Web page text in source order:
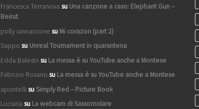
Francesca Terranova su Una canzone a caso: Elephant Gun –
Beirut
polly iannaccone su Mi corazon (part 2)
Sappo su Unreal Tournament in quarantena
Edda Balestri su La messa è su YouTube anche a Montese
Fabrizio Rosano su La messa è su YouTube anche a Montese
apontelli suSimply Red – Picture Book
Luciana su La webcam di Sassomolare